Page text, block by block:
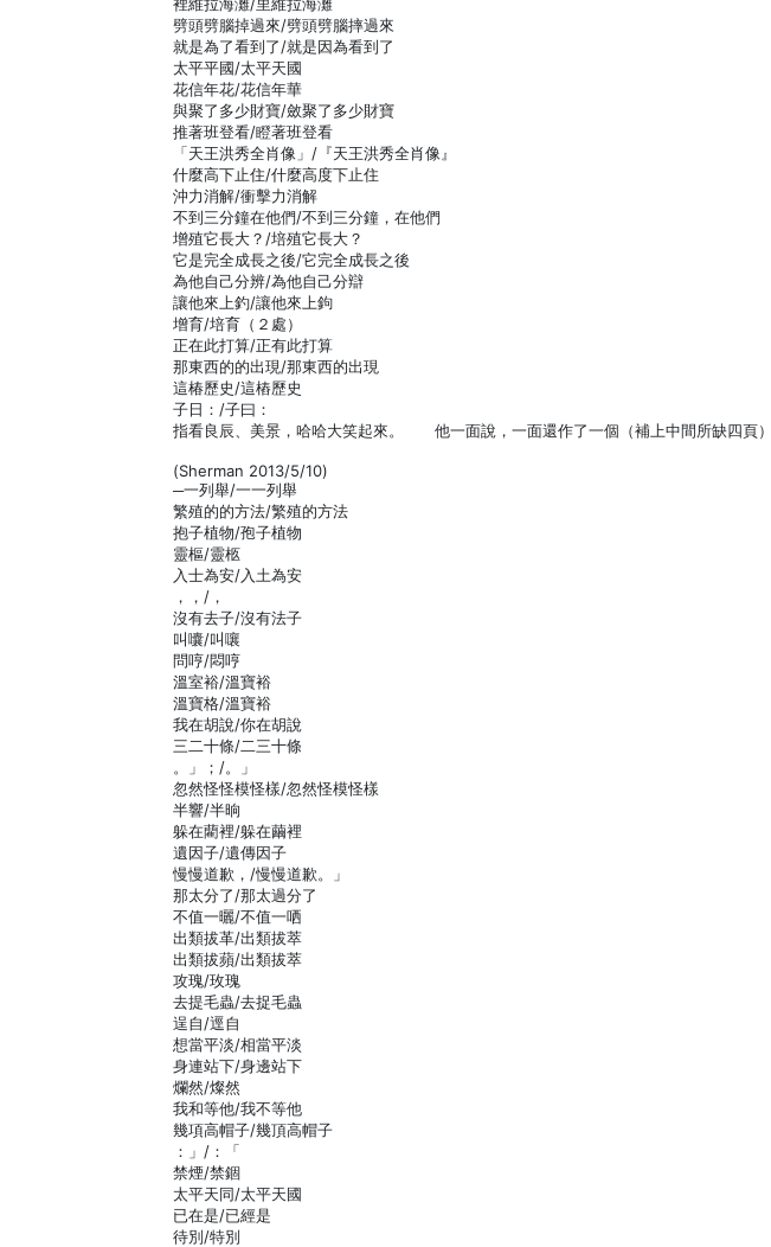
劈頭劈腦掉過來/劈頭劈腦摔過來
就是為了看到了/就是因為看到了
太平平國/太平天國
花信年花/花信年華
與聚了多少財寶/斂聚了多少財寶
推著班登看/瞪著班登看
「天王洪秀全肖像」/『天王洪秀全肖像』
什麼高下止住/什麼高度下止住
沖力消解/衝擊力消解
不到三分鐘在他們/不到三分鐘，在他們
增殖它長大？/培殖它長大？
它是完全成長之後/它完全成長之後
為他自己分辨/為他自己分辯
讓他來上釣/讓他來上鉤
增育/培育（２處）
正在此打算/正有此打算
那東西的的出現/那東西的出現
這椿歷史/這樁歷史
子日：/子曰：
指看良辰、美景，哈哈大笑起來。 他一面說，一面還作了一個（補上中間所缺四頁）
(Sherman 2013/5/10)
─一列舉/一一列舉
繁殖的的方法/繁殖的方法
抱子植物/孢子植物
靈樞/靈柩
入士為安/入土為安
，，/，
沒有去子/沒有法子
叫囔/叫嚷
問哼/悶哼
溫室裕/溫寶裕
溫寶格/溫寶裕
我在胡說/你在胡說
三二十條/二三十條
。」；/。」
忽然怪怪模怪樣/忽然怪模怪樣
半響/半晌
躲在藺裡/躲在繭裡
遺因子/遺傳因子
慢慢道歉，/慢慢道歉。」
那太分了/那太過分了
不值一曬/不值一哂
出類拔革/出類拔萃
出類拔蘋/出類拔萃
攻瑰/玫瑰
去提毛蟲/去捉毛蟲
逞自/逕自
想當平淡/相當平淡
身連站下/身邊站下
爛然/燦然
我和等他/我不等他
幾項高帽子/幾頂高帽子
：」/：「
禁煙/禁錮
太平天同/太平天國
已在是/已經是
待別/特別